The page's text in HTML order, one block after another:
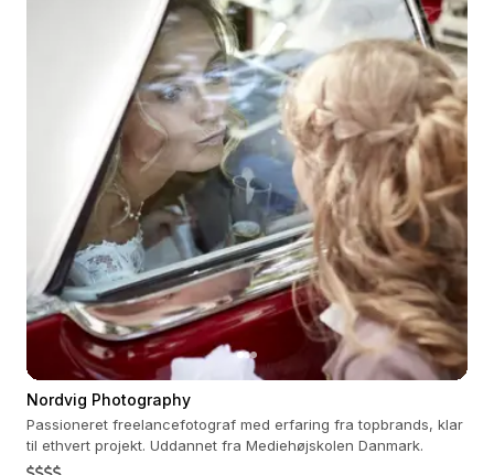
Nordvig Photography
Passioneret freelancefotograf med erfaring fra topbrands, klar
til ethvert projekt. Uddannet fra Mediehøjskolen Danmark.